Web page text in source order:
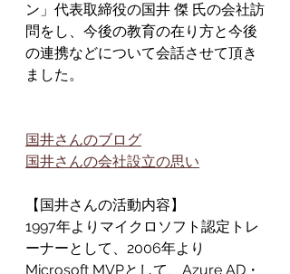
ン」代表取締役の国井 傑 氏の会社訪
問をし、今後の教育の在り方と今後
の連携などについて会話させて頂き
ました。
国井さんのブログ
国井さんの会社設立の思い
【国井さんの活動内容】
1997年よりマイクロソフト認定トレ
ーナーとして、2006年より
Microsoft MVPとして、Azure AD・